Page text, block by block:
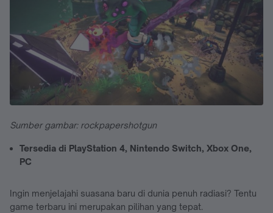
Sumber gambar: rockpapershotgun
Tersedia di PlayStation 4, Nintendo Switch, Xbox One,
PC
Ingin menjelajahi suasana baru di dunia penuh radiasi? Tentu
game terbaru ini merupakan pilihan yang tepat.